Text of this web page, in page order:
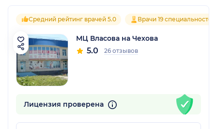
Средний рейтинг врачей 5.0 Врачи 19 специальностей
МЦ Власова на Чехова
5.0 26 отзывов
Лицензия проверена